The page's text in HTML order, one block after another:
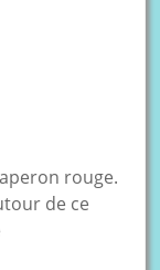
rouge.
de ce